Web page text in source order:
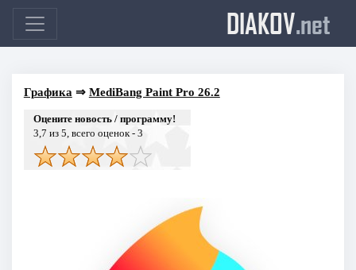
DIAKOV.net
Графика ⇒ MediBang Paint Pro 26.2
Оцените новость / программу!
3,7 из 5, всего оценок - 3